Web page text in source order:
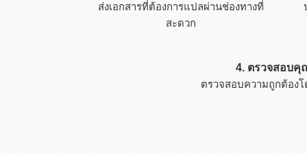
ส่งเอกสารที่ต้องการแปลผ่านช่องทางที่
สะดวก
4. ตรวจสอบคุ
ตรวจสอบความถูกต้อง